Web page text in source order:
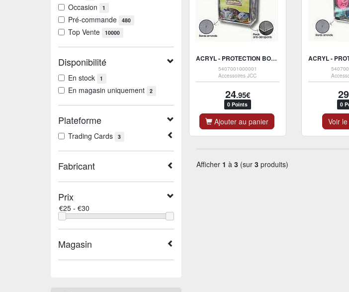
Occasion 1
Pré-commande 480
Top Vente 10000
Disponibilité
En stock 1
En magasin uniquement 2
Plateforme
Trading Cards 3
Fabricant
Prix
Magasin
ACRYL - PROTECTION BOX ACRYL ANTI-UV - DISPLAY POKEMON
5407001000001
Accessoires JCC
24.95€
0 Points
Ajouter au panier
29
0
Voir
Afficher 1 à 3(sur 3produits)